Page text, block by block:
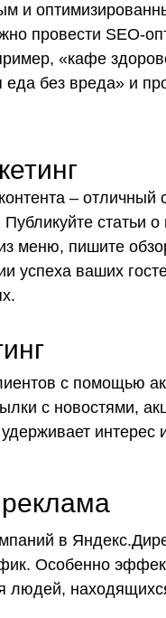
в
Особенно
людей,
реклама
с помощью
с новостями,
интерес
– отличный
Публикуйте статьи
меню, пишите
успеха ваших
и
провести SEO-
«кафе
без вреда» и
свое